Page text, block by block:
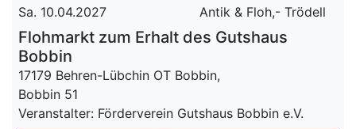
Sa. 10.04.2027 Antik & Floh,- Trödell
Flohmarkt zum Erhalt des Gutshaus
Bobbin
17179 Behren-Lübchin OT Bobbin,
Bobbin 51
Veranstalter: Förderverein Gutshaus Bobbin e.V.